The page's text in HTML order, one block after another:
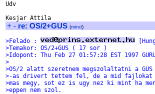
Udv
+ - re: OS/2+GUS (mind)
>Felado :
>Temakor: OS/2+GUS ( 17 sor )
>Idopont: Thu Feb 27 01:57:28 EST 1997
>
>OS/2 alatt szeretnem megszolaltatni a
>-as drivert tettem fel, de a mid fajlokat
>mas megy, sot ez is ugy nez ki mint ha
>eppen nem szol.